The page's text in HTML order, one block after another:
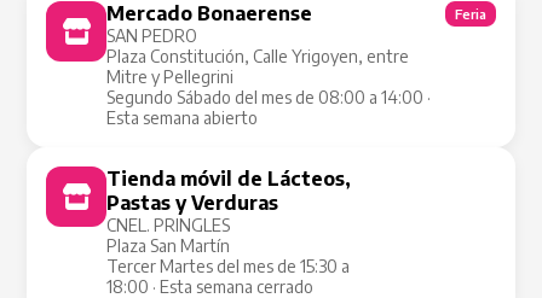
Mercado Bonaerense
SAN PEDRO
Plaza Constitución, Calle Yrigoyen, entre
Mitre y Pellegrini
Segundo Sábado del mes de 08:00 a 14:00 ·
Esta semana abierto
Feria
Tienda móvil de Lácteos,
Pastas y Verduras
CNEL. PRINGLES
Plaza San Martín
Tercer Martes del mes de 15:30 a
18:00 · Esta semana cerrado